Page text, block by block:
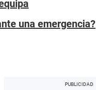
una emergencia?